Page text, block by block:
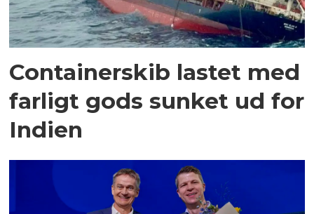
Containerskib lastet med
farligt gods sunket ud for
Indien